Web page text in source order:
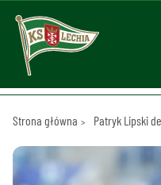
Strona główna Patryk Lipski